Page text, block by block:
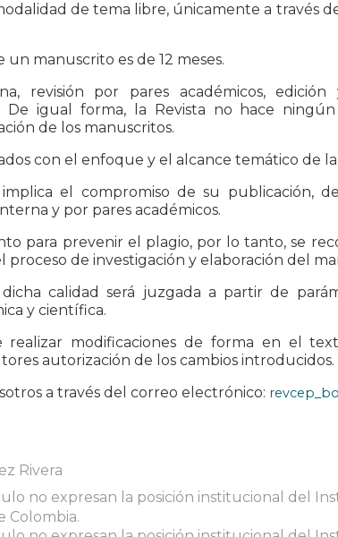
de tema libre, únicamente a través
manuscrito es de 12 meses.
revisión por pares académicos,
De igual forma, la Revista no hace
de los manuscritos.
con el enfoque y el alcance temático de la
el compromiso de su publicación,
y por pares académicos.
para prevenir el plagio, por lo tanto, se
de investigación y elaboración del
calidad será juzgada a partir de
y científica.
realizar modificaciones de forma en el
autorización de los cambios introducidos.
a través del correo electrónico:
Rivera
no expresan la posición institucional del
Colombia.